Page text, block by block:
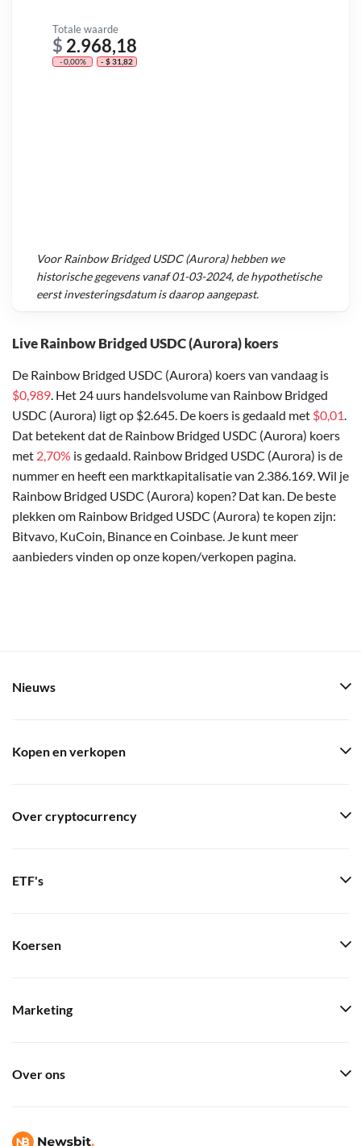
Live Rainbow Bridged USDC (Aurora) koers
De Rainbow Bridged USDC (Aurora) koers van vandaag is
$0,989. Het 24 uurs handelsvolume van Rainbow Bridged
USDC (Aurora) ligt op $2.645. De koers is gedaald met $0,01.
Dat betekent dat de Rainbow Bridged USDC (Aurora) koers
met 2,70% is gedaald. Rainbow Bridged USDC (Aurora) is de
nummer en heeft een marktkapitalisatie van 2.386.169. Wil je
Rainbow Bridged USDC (Aurora) kopen? Dat kan. De beste
plekken om Rainbow Bridged USDC (Aurora) te kopen zijn:
Bitvavo, KuCoin, Binance en Coinbase. Je kunt meer
aanbieders vinden op onze kopen/verkopen pagina.
Totale waarde
$ 2.968,18
- 0,00% - $ 31,82
VoorRainbow Bridged USDC (Aurora)hebben we
historische gegevens vanaf01-03-2024, de hypothetische
eerst investeringsdatum is daarop aangepast.
Nieuws
Kopen en verkopen
Over cryptocurrency
ETF's
Koersen
Marketing
Over ons